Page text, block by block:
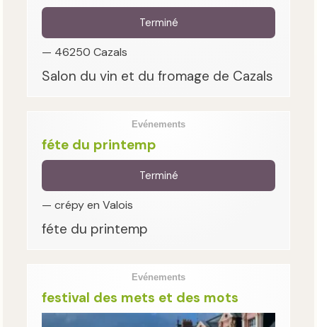
Terminé
— 46250 Cazals
Salon du vin et du fromage de Cazals
Evénements
féte du printemp
Terminé
— crépy en Valois
féte du printemp
Evénements
festival des mets et des mots